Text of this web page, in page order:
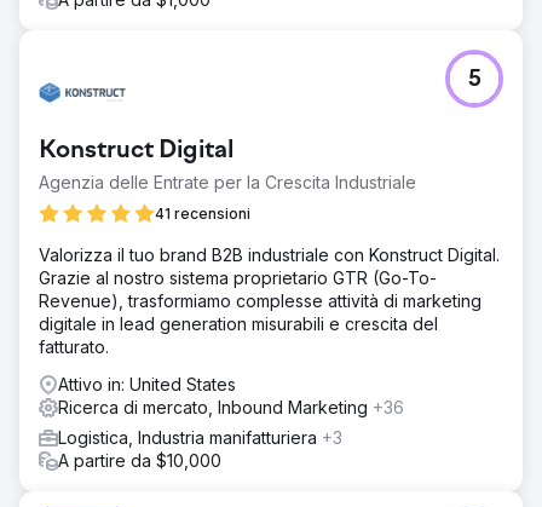
visitatori.
Vai alla pagina agenzia
Konstruct Digital
Agenzia delle Entrate per la Crescita Industriale
41 recensioni
5
Valorizza il tuo brand B2B industriale con Konstruct Digital.
Grazie al nostro sistema proprietario GTR (Go-To-
Revenue), trasformiamo complesse attività di marketing
digitale in lead generation misurabili e crescita del
fatturato.
Attivo in: United States
Ricerca di mercato, Inbound Marketing +36
Logistica, Industria manifatturiera +3
A partire da $10,000